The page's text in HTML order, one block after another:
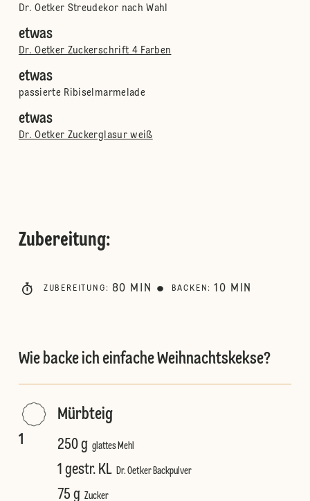
Dr. Oetker Streudekor nach Wahl
etwas
Dr. Oetker Zuckerschrift 4 Farben
etwas
passierte Ribiselmarmelade
etwas
Dr. Oetker Zuckerglasur weiß
Zubereitung:
ZUBEREITUNG : 80 MIN BACKEN : 10 MIN
Wie backe ich einfache Weihnachtskekse?
1
Mürbteig
250 g glattes Mehl
1 gestr. KL Dr. Oetker Backpulver
75 g Zucker